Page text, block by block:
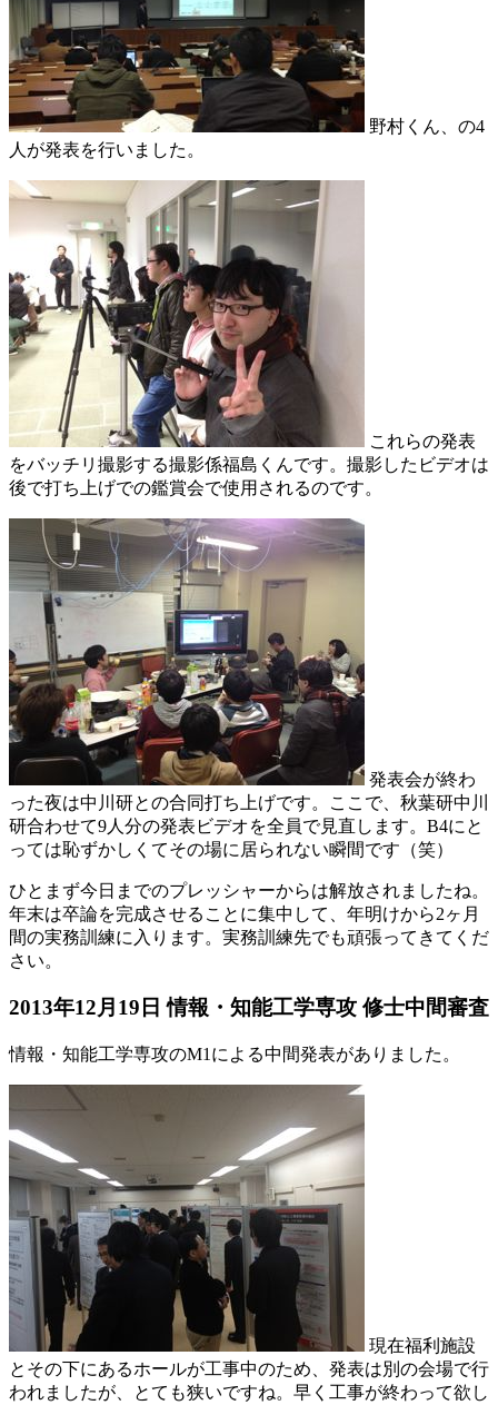
野村くん、の4
人が発表を行いました。
これらの発表
をバッチリ撮影する撮影係福島くんです。撮影したビデオは
後で打ち上げでの鑑賞会で使用されるのです。
発表会が終わ
った夜は中川研との合同打ち上げです。ここで、秋葉研中川
研合わせて9人分の発表ビデオを全員で見直します。B4にと
っては恥ずかしくてその場に居られない瞬間です（笑）
ひとまず今日までのプレッシャーからは解放されましたね。
年末は卒論を完成させることに集中して、年明けから2ヶ月
間の実務訓練に入ります。実務訓練先でも頑張ってきてくだ
さい。
2013年12月19日 情報・知能工学専攻 修士中間審査
情報・知能工学専攻のM1による中間発表がありました。
現在福利施設
とその下にあるホールが工事中のため、発表は別の会場で行
われましたが、とても狭いですね。早く工事が終わって欲し